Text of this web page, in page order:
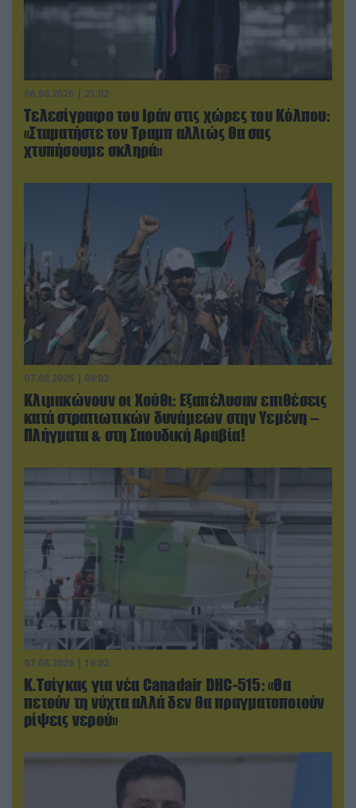
06.08.2026 | 21:02
Τελεσίγραφο του Ιράν στις χώρες του Κόλπου:
«Σταματήστε τον Τραμπ αλλιώς θα σας
χτυπήσουμε σκληρά»
07.08.2026 | 08:02
Κλιμακώνουν οι Χούθι: Eξαπέλυσαν επιθέσεις
κατά στρατιωτικών δυνάμεων στην Υεμένη –
Πλήγματα & στη Σαουδική Αραβία!
07.08.2026 | 16:02
Κ.Τσίγκας για νέα Canadair DHC-515: «Θα
πετούν τη νύχτα αλλά δεν θα πραγματοποιούν
ρίψεις νερού»